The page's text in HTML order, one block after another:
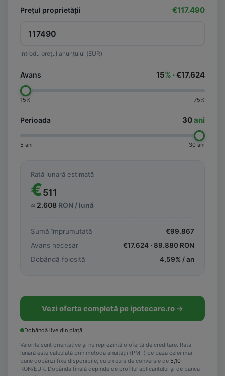
Prețul proprietății €117.490
Introdu prețul anunțului (EUR)
Avans 15% ·€17.624
15% 75%
Perioada 30ani
5 ani 30 ani
Rată lunară estimată
€511
≈ 2.608 RON / lună
Sumă împrumutată €99.867
Avans necesar
€17.624 · 89.880 RON
Dobândă folosită
4,59% / an
Vezi oferta completă pe ipotecare.ro →
Dobândă live din piață
Valorile sunt orientative și nu reprezintă o ofertă de creditare. Rata
lunară este calculată prin metoda anuității (PMT) pe baza celei mai
bune dobânzi fixe disponibile, cu un curs de conversie de 5,10
RON/EUR. Dobânda finală depinde de profilul aplicantului și de banca